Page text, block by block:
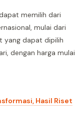
memilih dari
mulai dari
yang dapat dipilih
dengan harga mulai
Hasil Riset